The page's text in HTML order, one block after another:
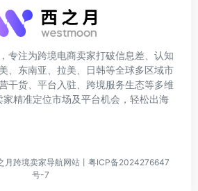
专注为跨境电商卖家打破信息差、认知
、东南亚、拉美、日韩等全球多区域市
干货、平台入驻、跨境服务生态等多维
家精准定位市场及平台机会，轻松出海
月跨境卖家导航网站丨 粤ICP备2024276647
号-7